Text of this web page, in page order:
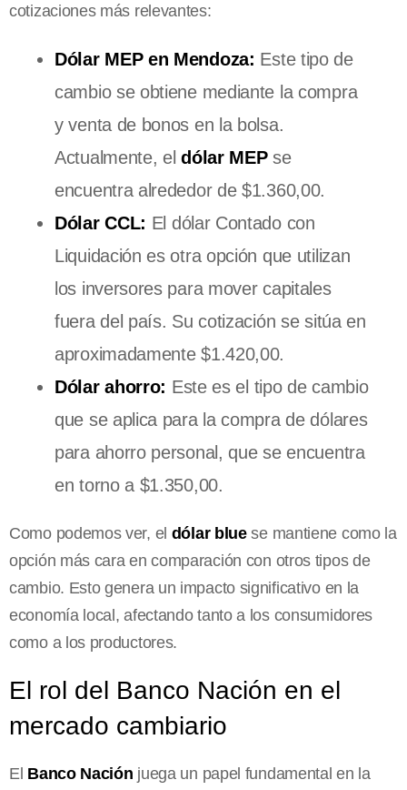
cotizaciones más relevantes:
Dólar MEP en Mendoza: Este tipo de
cambio se obtiene mediante la compra
y venta de bonos en la bolsa.
Actualmente, eldólar MEPse
encuentra alrededor de $1.360,00.
Dólar CCL: El dólar Contado con
Liquidación es otra opción que utilizan
los inversores para mover capitales
fuera del país. Su cotización se sitúa en
aproximadamente $1.420,00.
Dólar ahorro: Este es el tipo de cambio
que se aplica para la compra de dólares
para ahorro personal, que se encuentra
en torno a $1.350,00.
Como podemos ver, el dólar bluese mantiene como la
opción más cara en comparación con otros tipos de
cambio. Esto genera un impacto significativo en la
economía local, afectando tanto a los consumidores
como a los productores.
El rol del Banco Nación en el
mercado cambiario
El Banco Nación juega un papel fundamental en la